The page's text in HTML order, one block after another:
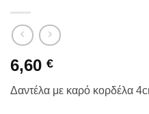
6,60 €
Δαντέλα με καρό κορδέλα